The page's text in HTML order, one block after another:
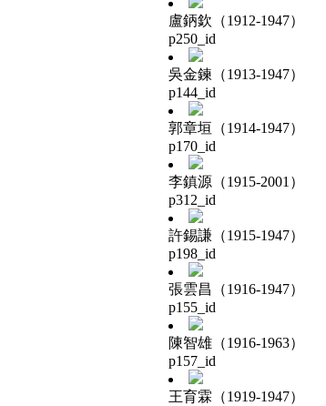
盧鈵欽（1912-1947）
p250_id
吳金鍊（1913-1947）
p144_id
郭章垣（1914-1947）
p170_id
李鎮源（1915-2001）
p312_id
許錫謙（1915-1947）
p198_id
張雲昌（1916-1947）
p155_id
陳智雄（1916-1963）
p157_id
王育霖（1919-1947）